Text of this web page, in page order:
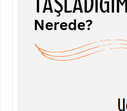
TAŞLADIĞIMIZ
ŞEYTAN NEREDE?
olguları birbirinden…